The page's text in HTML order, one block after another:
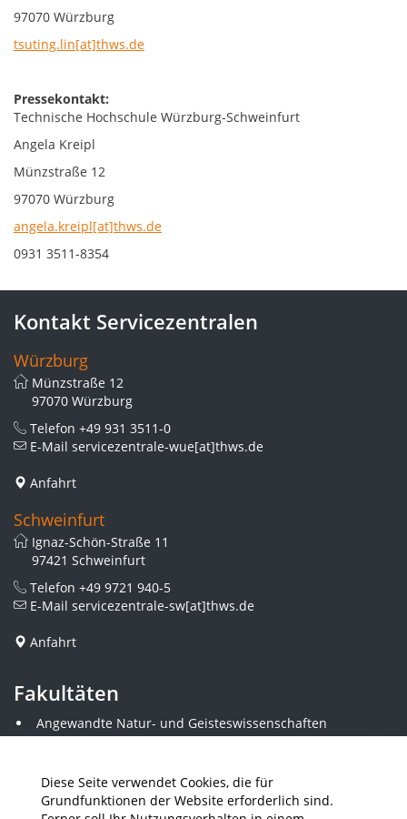
Diese Seite verwendet Cookies, die für
Grundfunktionen der Website erforderlich sind.
97070 Würzburg
tsuting.lin[at]thws.de
Pressekontakt:
Technische Hochschule Würzburg-Schweinfurt
Angela Kreipl
Münzstraße 12
97070 Würzburg
angela.kreipl[at]thws.de
0931 3511-8354
Kontakt Servicezentralen
Würzburg
Münzstraße 12
97070 Würzburg
Telefon +49 931 3511-0
E-Mail servicezentrale-wue[at]thws.de
Anfahrt
Schweinfurt
Ignaz-Schön-Straße 11
97421 Schweinfurt
Telefon +49 9721 940-5
E-Mail servicezentrale-sw[at]thws.de
Anfahrt
Fakultäten
Angewandte Natur- und Geisteswissenschaften
Angewandte Sozialwissenschaften
Elektrotechnik
Gestaltung
Informatik und Wirtschaftsinformatik